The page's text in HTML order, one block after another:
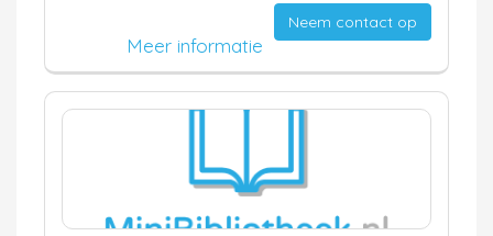
Neem contact op
Meer informatie